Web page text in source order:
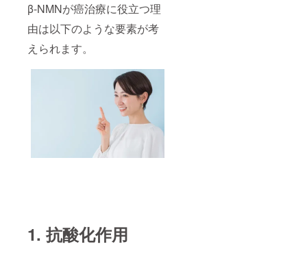
β-NMNが癌治療に役立つ理
由は以下のような要素が考
えられます。
1. 抗酸化作用